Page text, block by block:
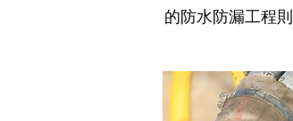
的防水防漏工程